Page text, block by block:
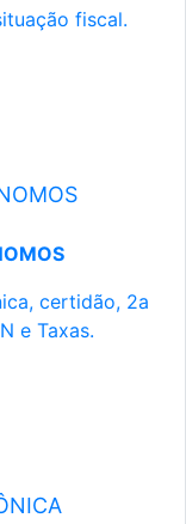
fiscal.
certidão, 2a
e Taxas.